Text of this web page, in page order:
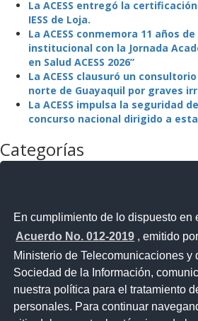
En cumplimiento de lo dispuesto en
Acuerdo No. 012-2019 , emitido
Ministerio de Telecomunicaciones y
Sociedad de la Información,
nuestra política para el tratamiento
personales. Para continuar
La ACESS entregó la
IESS de Loja.
La ACESS conmemora 11 años
institucional con la Jornada
en Salud ACESS 2026”
La ACESS clausuró un
norte de Guayaquil por graves
La ACESS impulsa la seguridad
concurso nacional dirigido a
Categorías
Noticias
Noticias Destacadas
Programas y Servicios
Sin categoría
Contacto Ciudadano
Portal Trámites